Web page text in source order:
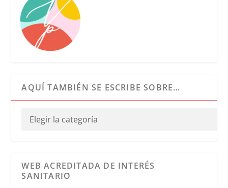
AQUÍ TAMBIÉN SE ESCRIBE SOBRE…
WEB ACREDITADA DE INTERÉS
SANITARIO